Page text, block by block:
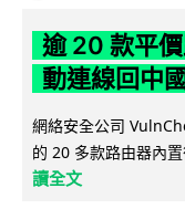
逾 20 款平
動連線回中
網絡安全公司
的 20 多款路由器內
讀全文